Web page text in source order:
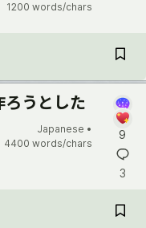
1200 words/chars
ろうとした
Japanese •
4400 words/chars
9
3